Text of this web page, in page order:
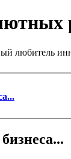
любитель